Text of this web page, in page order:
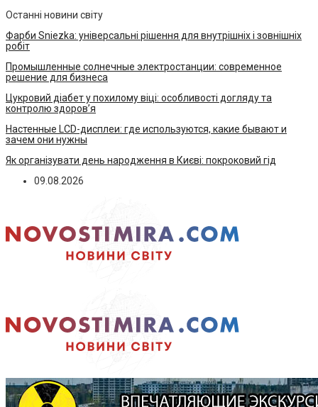
Останні новини світу
Фарби Sniezka: універсальні рішення для внутрішніх і зовнішніх
робіт
Промышленные солнечные электростанции: современное
решение для бизнеса
Цукровий діабет у похилому віці: особливості догляду та
контролю здоров’я
Настенные LCD-дисплеи: где используются, какие бывают и
зачем они нужны
Як організувати день народження в Києві: покроковий гід
09.08.2026